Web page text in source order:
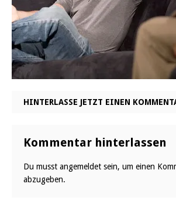
HINTERLASSE JETZT EINEN
Kommentar hinterlassen
Du musst angemeldet sein, um einen
abzugeben.